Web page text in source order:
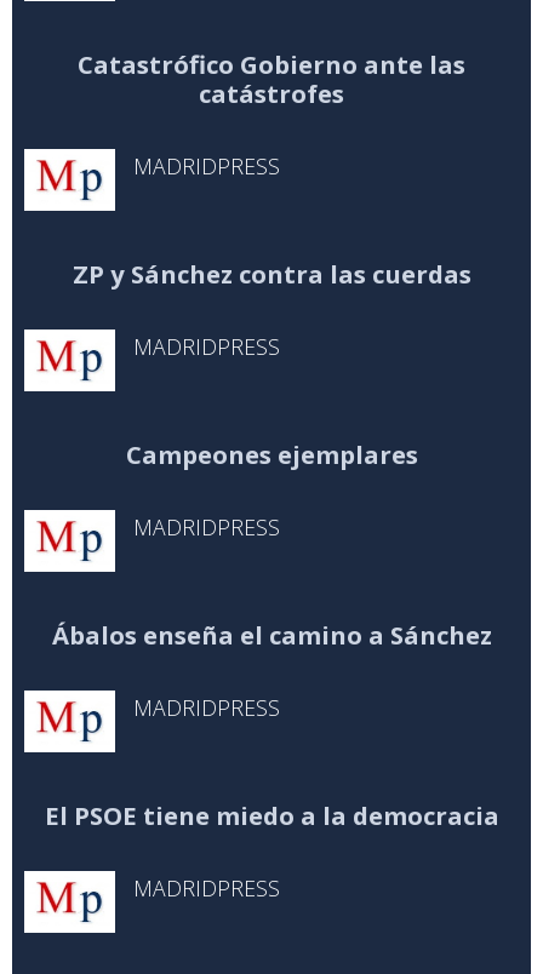
Catastrófico Gobierno ante las
catástrofes
MADRIDPRESS
ZP y Sánchez contra las cuerdas
MADRIDPRESS
Campeones ejemplares
MADRIDPRESS
Ábalos enseña el camino a Sánchez
MADRIDPRESS
El PSOE tiene miedo a la democracia
MADRIDPRESS